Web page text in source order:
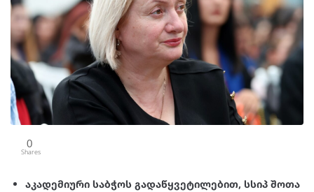
0
Shares
აკადემიური საბჭოს გადაწყვეტილებით, სსიპ შოთა